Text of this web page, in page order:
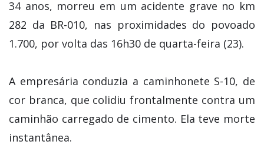
34 anos, morreu em um acidente grave no km
282 da BR-010, nas proximidades do povoado
1.700, por volta das 16h30 de quarta-feira (23).
A empresária conduzia a caminhonete S-10, de
cor branca, que colidiu frontalmente contra um
caminhão carregado de cimento. Ela teve morte
instantânea.